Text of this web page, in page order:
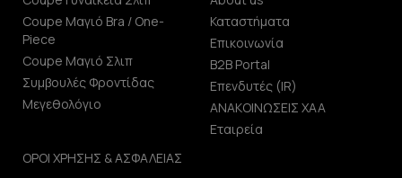
Coupe Μαγιό Bra / One-
Piece
Coupe Μαγιό Σλιπ
Συμβουλές Φροντίδας
Μεγεθολόγιο
Καταστήματα
Επικοινωνία
B2B Portal
Επενδυτές (IR)
ΑΝΑΚΟΙΝΩΣΕΙΣ ΧΑΑ
Εταιρεία
ΟΡΟΙ ΧΡΗΣΗΣ & ΑΣΦΑΛΕΙΑΣ